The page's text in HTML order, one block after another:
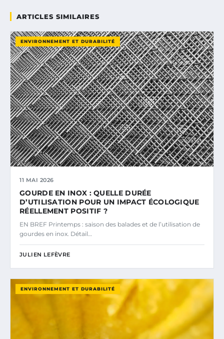
ARTICLES SIMILAIRES
ENVIRONNEMENT ET DURABILITÉ
11 MAI 2026
GOURDE EN INOX : QUELLE DURÉE
D’UTILISATION POUR UN IMPACT ÉCOLOGIQUE
RÉELLEMENT POSITIF ?
EN BREF Printemps : saison des balades et de l’utilisation de
gourdes en inox. Détail…
JULIEN LEFÈVRE
ENVIRONNEMENT ET DURABILITÉ